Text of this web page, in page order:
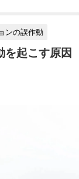
ンの誤作動
起こす原因